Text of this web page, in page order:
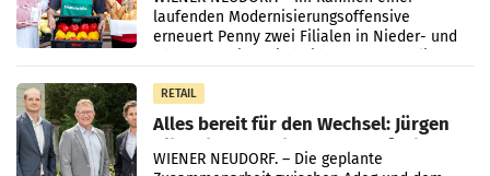
laufenden Modernisierungsoffensive
erneuert Penny zwei Filialen in Nieder- und
RETAIL
Alles bereit für den Wechsel: Jürgen
Albrecht setzt ab 1.1.2027 auf Adeg
WIENER NEUDORF. – Die geplante